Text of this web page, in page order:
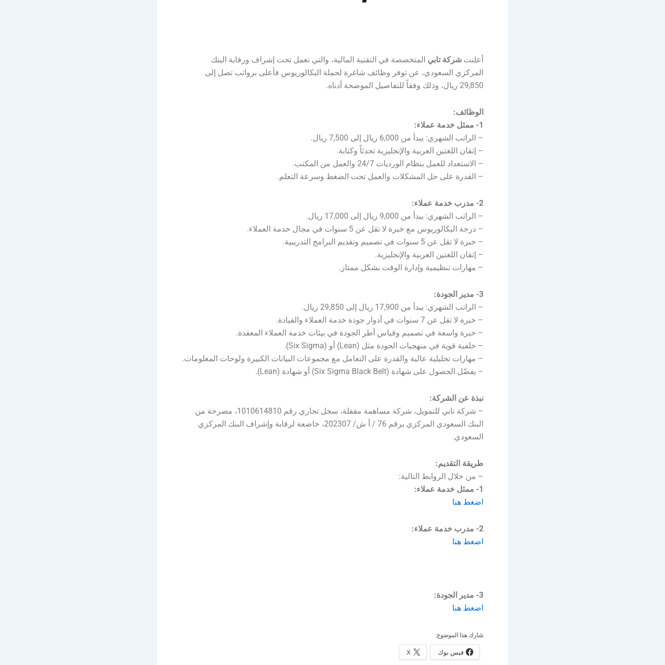
أعلنت شركة تابي المتخصصة في التقنية المالية، والتي تعمل تحت إشراف ورقابة البنك
المركزي السعودي، عن توفر وظائف شاغرة لحملة البكالوريوس فأعلى برواتب تصل إلى
29,850 ريال، وذلك وفقاً للتفاصيل الموضحة أدناه.
الوظائف:
1- ممثل خدمة عملاء:
– الراتب الشهري: يبدأ من 6,000 ريال إلى 7,500 ريال.
– إتقان اللغتين العربية والإنجليزية تحدثاً وكتابة.
– الاستعداد للعمل بنظام الورديات 24/7 والعمل من المكتب.
– القدرة على حل المشكلات والعمل تحت الضغط وسرعة التعلم.
2- مدرب خدمة عملاء:
– الراتب الشهري: يبدأ من 9,000 ريال إلى 17,000 ريال.
– درجة البكالوريوس مع خبرة لا تقل عن 5 سنوات في مجال خدمة العملاء.
– خبرة لا تقل عن 5 سنوات في تصميم وتقديم البرامج التدريبية.
– إتقان اللغتين العربية والإنجليزية.
– مهارات تنظيمية وإدارة الوقت بشكل ممتاز.
3- مدير الجودة:
– الراتب الشهري: يبدأ من 17,900 ريال إلى 29,850 ريال.
– خبرة لا تقل عن 7 سنوات في أدوار جودة خدمة العملاء والقيادة.
– خبرة واسعة في تصميم وقياس أطر الجودة في بيئات خدمة العملاء المعقدة.
– خلفية قوية في منهجيات الجودة مثل (Lean) أو (Six Sigma).
– مهارات تحليلية عالية والقدرة على التعامل مع مجموعات البيانات الكبيرة ولوحات المعلومات.
– يفضّل الحصول على شهادة (Six Sigma Black Belt) أو شهادة (Lean).
نبذة عن الشركة:
– شركة تابي للتمويل، شركة مساهمة مقفلة، سجل تجاري رقم 1010614810، مصرحة من
البنك السعودي المركزي برقم 76 / أ ش/ 202307، خاضعة لرقابة وإشراف البنك المركزي
السعودي.
طريقة التقديم:
– من خلال الروابط التالية:
1- ممثل خدمة عملاء:
اضغط هنا
2- مدرب خدمة عملاء:
اضغط هنا
3- مدير الجودة:
اضغط هنا
شارك هذا الموضوع:
فيس بوك X